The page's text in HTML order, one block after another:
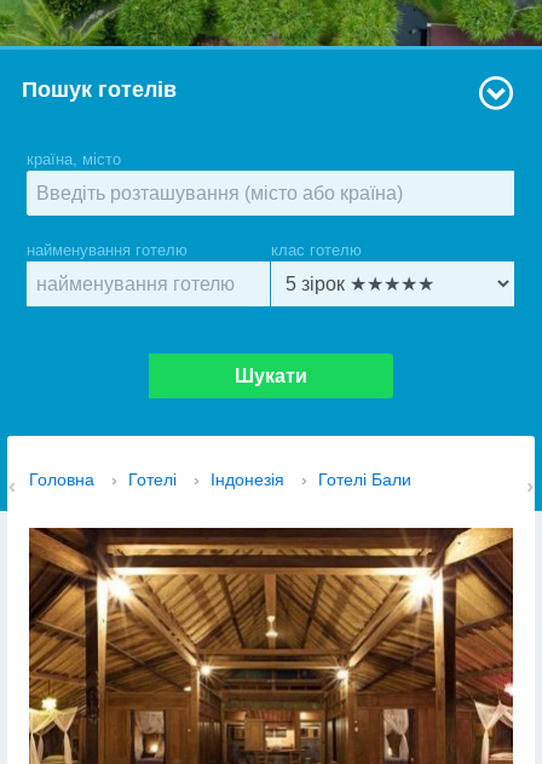
Пошук готелів
країна, місто
найменування готелю клас готелю
Шукати
Головна › Готелі › Індонезія › Готелі Бали